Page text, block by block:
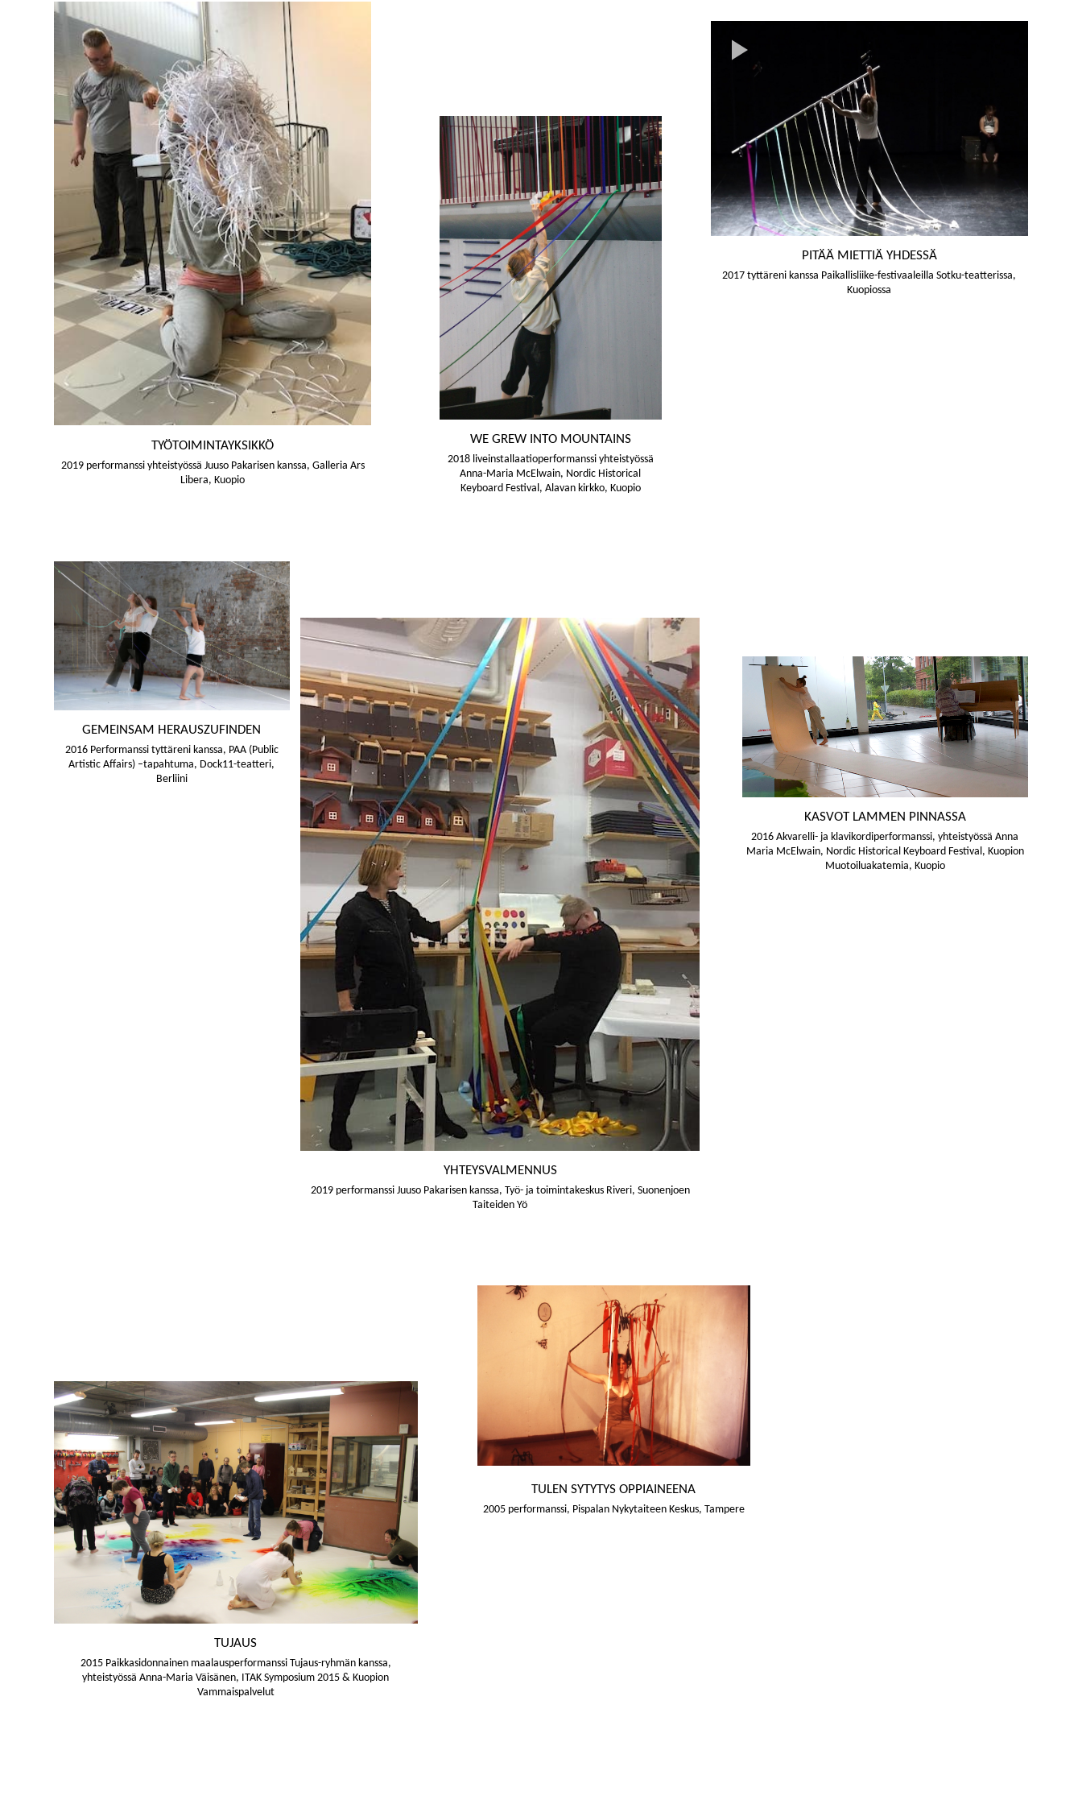
TYÖTOIMINTAYKSIKKÖ
2019 performanssi yhteistyössä Juuso Pakarisen kanssa, Galleria Ars
Libera, Kuopio
WE GREW INTO MOUNTAINS
2018 liveinstallaatioperformanssi yhteistyössä
Anna-Maria McElwain, Nordic Historical
Keyboard Festival, Alavan kirkko, Kuopio
PITÄÄ MIETTIÄ YHDESSÄ
2017 tyttäreni kanssa Paikallisliike-festivaaleilla Sotku-teatterissa,
Kuopiossa
GEMEINSAM HERAUSZUFINDEN
2016 Performanssi tyttäreni kanssa, PAA (Public
Artistic Affairs) –tapahtuma, Dock11-teatteri,
Berliini
YHTEYSVALMENNUS
2019 performanssi Juuso Pakarisen kanssa, Työ- ja toimintakeskus Riveri, Suonenjoen
Taiteiden Yö
KASVOT LAMMEN PINNASSA
2016 Akvarelli- ja klavikordiperformanssi, yhteistyössä Anna
Maria McElwain, Nordic Historical Keyboard Festival, Kuopion
Muotoiluakatemia, Kuopio
TUJAUS
2015 Paikkasidonnainen maalausperformanssi Tujaus-ryhmän kanssa,
yhteistyössä Anna-Maria Väisänen, ITAK Symposium 2015 & Kuopion
Vammaispalvelut
TULEN SYTYTYS OPPIAINEENA
2005 performanssi, Pispalan Nykytaiteen Keskus, Tampere